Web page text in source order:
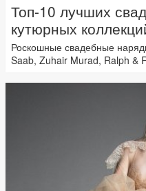
Топ-10 лучших
кутюрных
Роскошные свадебные
Saab, Zuhair Murad, Ralph &